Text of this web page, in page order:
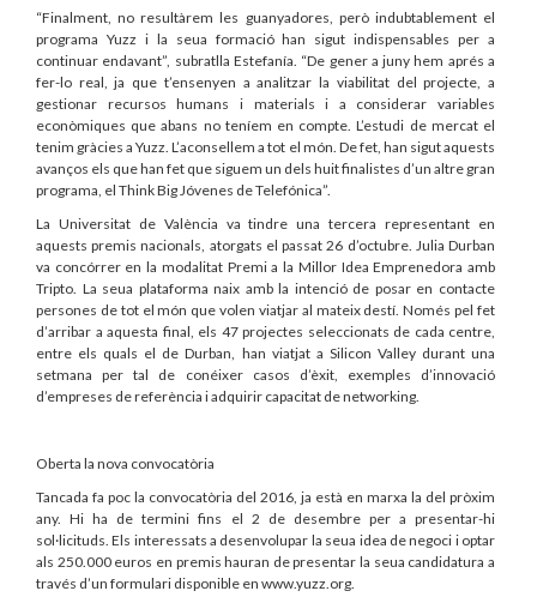
“Finalment, no resultàrem les guanyadores, però indubtablement el
programa Yuzz i la seua formació han sigut indispensables per a
continuar endavant”, subratlla Estefanía. “De gener a juny hem aprés a
fer-lo real, ja que t’ensenyen a analitzar la viabilitat del projecte, a
gestionar recursos humans i materials i a considerar variables
econòmiques que abans no teníem en compte. L’estudi de mercat el
tenim gràcies a Yuzz. L’aconsellem a tot el món. De fet, han sigut aquests
avanços els que han fet que siguem un dels huit finalistes d’un altre gran
programa, el Think Big Jóvenes de Telefónica”.
La Universitat de València va tindre una tercera representant en
aquests premis nacionals, atorgats el passat 26 d’octubre. Julia Durban
va concórrer en la modalitat Premi a la Millor Idea Emprenedora amb
Tripto. La seua plataforma naix amb la intenció de posar en contacte
persones de tot el món que volen viatjar al mateix destí. Només pel fet
d’arribar a aquesta final, els 47 projectes seleccionats de cada centre,
entre els quals el de Durban, han viatjat a Silicon Valley durant una
setmana per tal de conéixer casos d’èxit, exemples d’innovació
d’empreses de referència i adquirir capacitat de networking.
Oberta la nova convocatòria
Tancada fa poc la convocatòria del 2016, ja està en marxa la del pròxim
any. Hi ha de termini fins el 2 de desembre per a presentar-hi
sol·licituds. Els interessats a desenvolupar la seua idea de negoci i optar
als 250.000 euros en premis hauran de presentar la seua candidatura a
través d’un formulari disponible en www.yuzz.org.